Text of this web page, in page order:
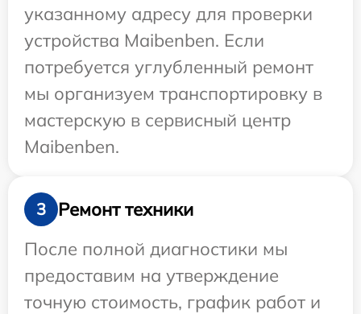
указанному адресу для проверки
устройства Maibenben. Если
потребуется углубленный ремонт
мы организуем транспортировку в
мастерскую в сервисный центр
Maibenben.
3
Ремонт техники
После полной диагностики мы
предоставим на утверждение
точную стоимость, график работ и